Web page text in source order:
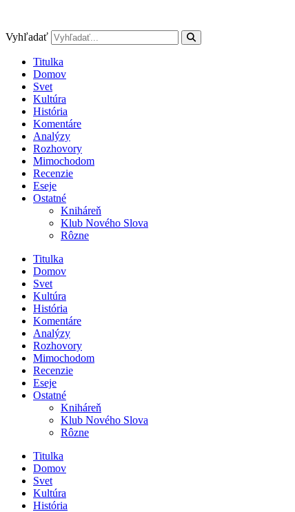
obsah
Vyhľadať
Titulka
Domov
Svet
Kultúra
História
Komentáre
Analýzy
Rozhovory
Mimochodom
Recenzie
Eseje
Ostatné
Kniháreň
Klub Nového Slova
Rôzne
Titulka
Domov
Svet
Kultúra
História
Komentáre
Analýzy
Rozhovory
Mimochodom
Recenzie
Eseje
Ostatné
Kniháreň
Klub Nového Slova
Rôzne
Titulka
Domov
Svet
Kultúra
História